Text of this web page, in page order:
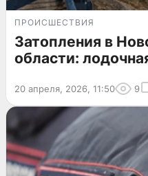
ПРОИСШЕСТВИЯ
Затопления в
области:
20 апреля, 2026, 11:50 9